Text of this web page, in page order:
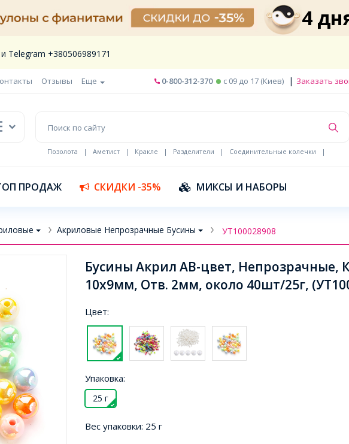
4
Telegram +380506989171
Отзывы Еще 0-800-312-370 c 09 до 17 (Киев) | Заказать
Позолота | Аметист | Кракле | Разделители | Соединительные колечки
|
ПРОДАЖ СКИДКИ -35% МИКСЫ И НАБОРЫ
Акриловые Непрозрачные Бусины УТ100028908
Бусины Акрил АВ-цвет, Непрозрачные,
10х9мм, Отв. 2мм, около 40шт/25г,
Цвет:
Упаковка:
25 г
Вес упаковки: 25 г